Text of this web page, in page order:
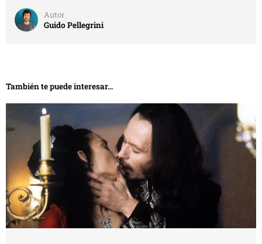
Autor
Guido Pellegrini
También te puede interesar...